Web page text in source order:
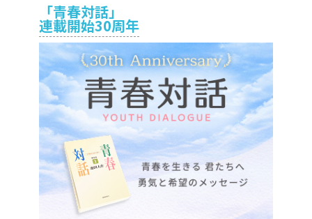
「青春対話」
連載開始30周年